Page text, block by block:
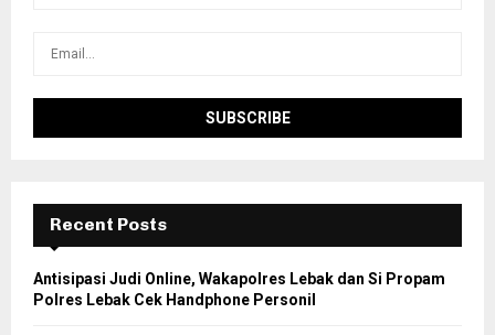
Recent Posts
Antisipasi Judi Online, Wakapolres Lebak dan Si Propam
Polres Lebak Cek Handphone Personil